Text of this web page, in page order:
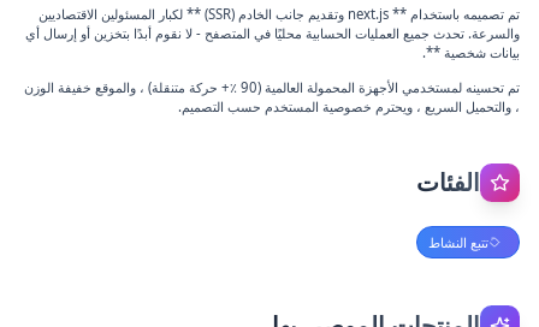
تم تصميمه باستخدام ** next.js وتقديم جانب الخادم (SSR) ** لكبار المسئولين الاقتصاديين
والسرعة. تحدث جميع العمليات الحسابية محليًا في المتصفح - لا نقوم أبدًا بتخزين أو إرسال أي
بيانات شخصية **.
تم تحسينه لمستخدمي الأجهزة المحمولة العالمية (90 ٪+ حركة متنقلة) ، والموقع خفيفة الوزن
، والتحميل السريع ، ويحترم خصوصية المستخدم حسب التصميم.
الفئات
تتبع النشاط